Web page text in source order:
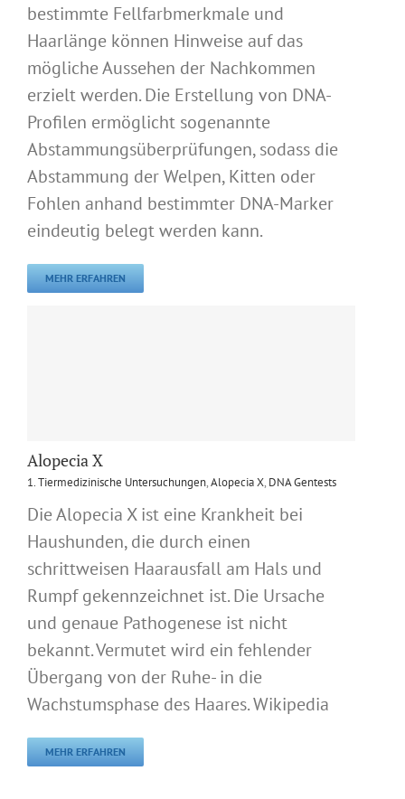
bestimmte Fellfarbmerkmale und
Haarlänge können Hinweise auf das
mögliche Aussehen der Nachkommen
erzielt werden. Die Erstellung von DNA-
Profilen ermöglicht sogenannte
Abstammungsüberprüfungen, sodass die
Abstammung der Welpen, Kitten oder
Fohlen anhand bestimmter DNA-Marker
eindeutig belegt werden kann.
MEHR ERFAHREN
Alopecia X
1. Tiermedizinische Untersuchungen,Alopecia X, DNA Gentests
Die Alopecia X ist eine Krankheit bei
Haushunden, die durch einen
schrittweisen Haarausfall am Hals und
Rumpf gekennzeichnet ist. Die Ursache
und genaue Pathogenese ist nicht
bekannt. Vermutet wird ein fehlender
Übergang von der Ruhe- in die
Wachstumsphase des Haares. Wikipedia
MEHR ERFAHREN